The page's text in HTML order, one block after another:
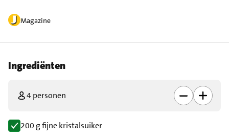
Magazine
Ingrediënten
4 personen
200 g fijne kristalsuiker